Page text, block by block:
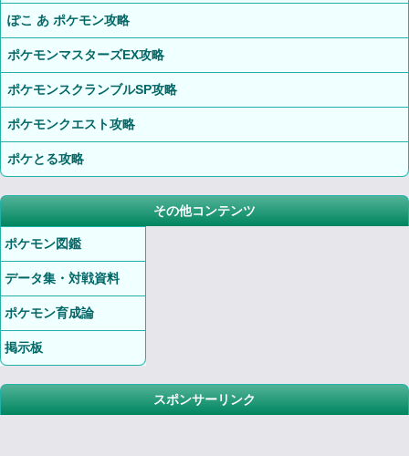
ぽこ あ ポケモン攻略
ポケモンマスターズEX攻略
ポケモンスクランブルSP攻略
ポケモンクエスト攻略
ポケとる攻略
その他コンテンツ
ポケモン図鑑
データ集・対戦資料
ポケモン育成論
掲示板
スポンサーリンク